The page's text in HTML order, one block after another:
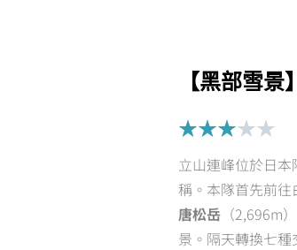
【黑部雪
★★★★★
of
5
立山連峰位於日
稱。本隊首先前
唐松岳（2,696m
景。隔天轉換七